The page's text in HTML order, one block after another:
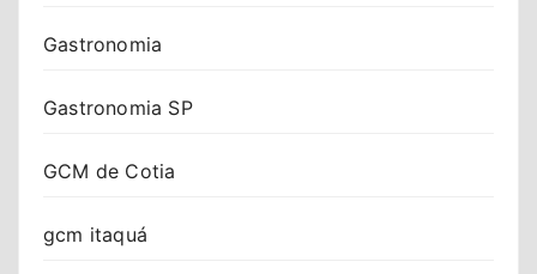
Gastronomia
Gastronomia SP
GCM de Cotia
gcm itaquá